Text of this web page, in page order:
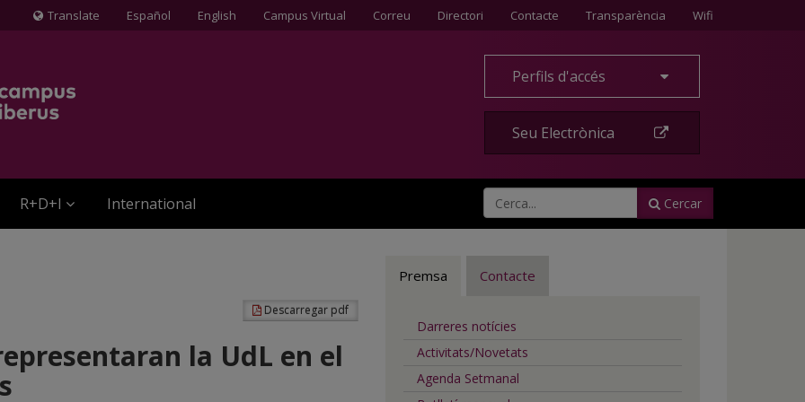
Icona
Translate Español English Campus Virtual Correu Directori Contacte
Contacte Transparència Wifi
Perfils d'accés
Seu Electrònica
R+D+I International Cercar
Descarregar pdf
la UdL en el
Premsa Contacte
Darreres notícies
Activitats/Novetats
Agenda Setmanal